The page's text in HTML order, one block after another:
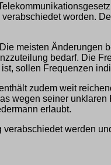
worden.
meisten Änderungen
bedarf. Die
sollen Frequenzen
zudem weit
wegen seiner
erlaubt.
werden